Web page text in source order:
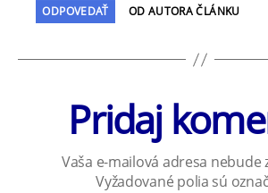
ODPOVEDAŤ OD AUTORA ČLÁNKU
Pridaj
Vaša e-mailová adresa nebude
Vyžadované polia sú